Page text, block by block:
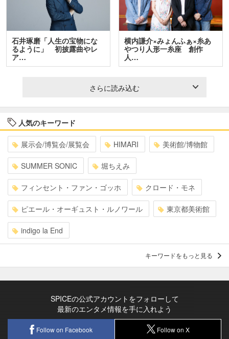
石井琢磨「人生の宝物にな
るように」 初披露曲やレ
ア…
横内謙介×みょんふぁ×糸あ
やつり人形一糸座 創作
人…
さらに読み込む
人気のキーワード
展示会/博覧会/展覧会 HIMARI 美術館/博物館
SUMMER SONIC 堀ちえみ
フィンセント・ファン・ゴッホ クロード・モネ
ピエール・オーギュスト・ルノワール 東京都美術館
indigo la End
キーワードをもっと見る
SPICEの公式アカウントをフォローして
最新のエンタメ情報を手に入れよう
Follow on Facebook Follow on X